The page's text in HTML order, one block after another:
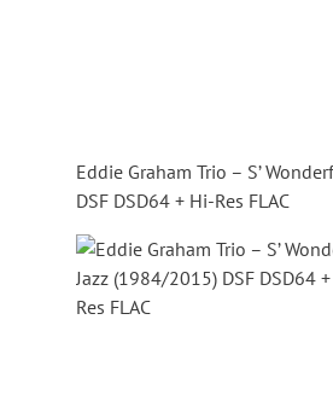
Eddie Graham Trio – S’
DSF DSD64 + Hi-Res FLAC